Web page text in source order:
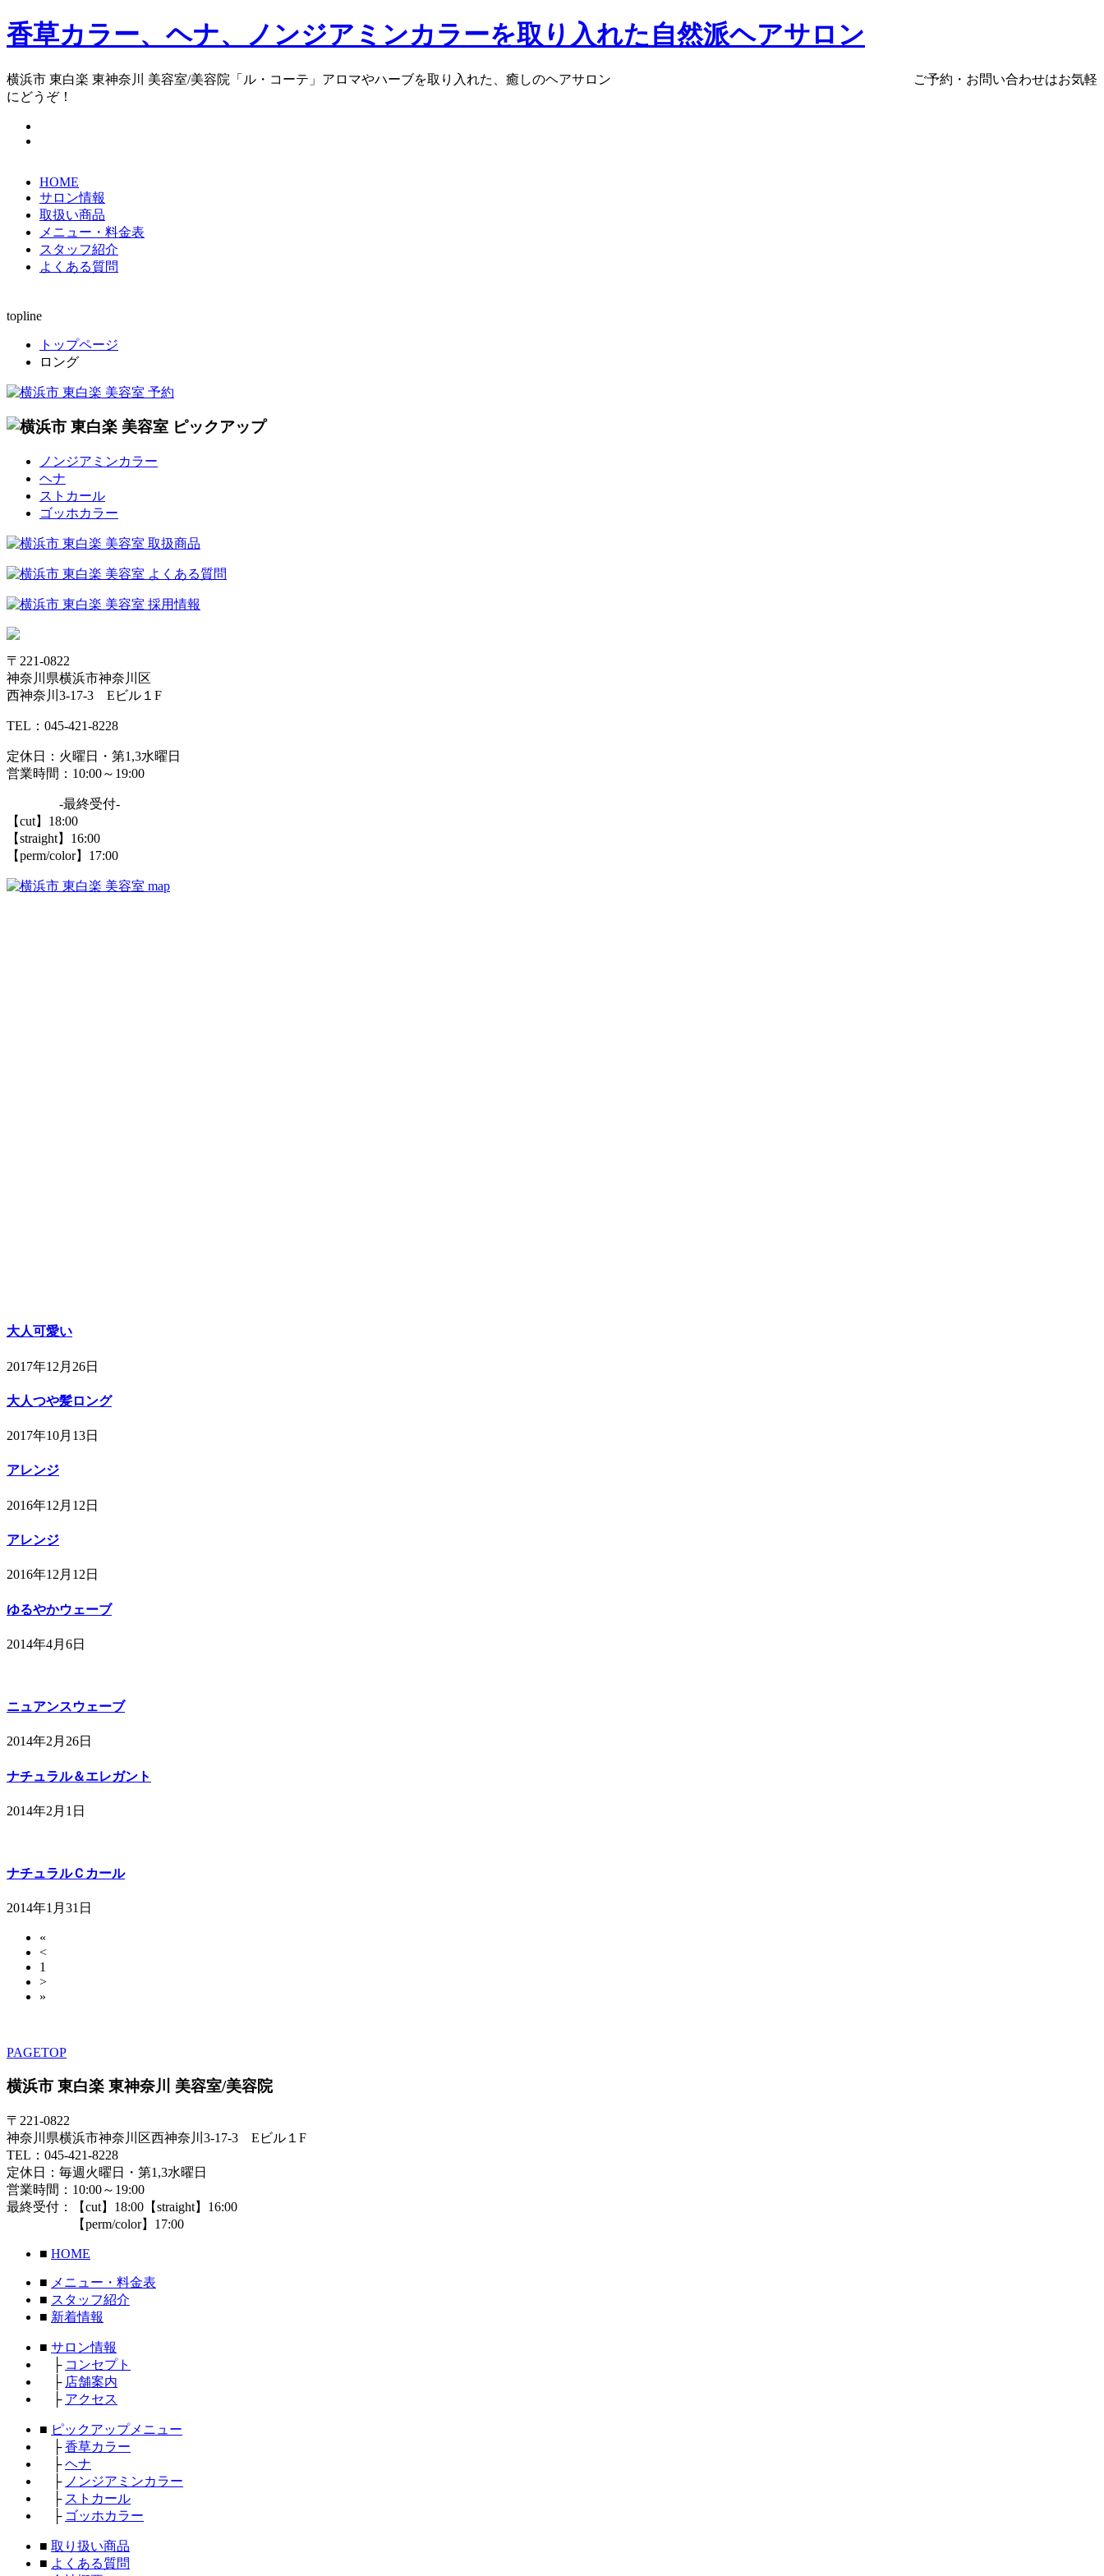
香草カラー、ヘナ、ノンジアミンカラーを取り入れた自然派ヘアサロン
横浜市 東白楽 東神奈川 美容室/美容院「ル・コーテ」アロマやハーブを取り入れた、癒しのヘアサロン ご予約・お問い合わせはお気軽
にどうぞ！
HOME
サロン情報
取扱い商品
メニュー・料金表
スタッフ紹介
よくある質問
topline
トップページ
ロング
ノンジアミンカラー
ヘナ
ストカール
ゴッホカラー
〒221-0822
神奈川県横浜市神奈川区
西神奈川3-17-3 Eビル１F
TEL：045-421-8228
定休日：火曜日・第1,3水曜日
営業時間：10:00～19:00
-最終受付-
【cut】18:00
【straight】16:00
【perm/color】17:00
大人可愛い
2017年12月26日
大人つや髪ロング
2017年10月13日
アレンジ
2016年12月12日
アレンジ
2016年12月12日
ゆるやかウェーブ
2014年4月6日
ニュアンスウェーブ
2014年2月26日
ナチュラル＆エレガント
2014年2月1日
ナチュラルＣカール
2014年1月31日
«
<
1
>
»
PAGETOP
横浜市 東白楽 東神奈川 美容室/美容院
〒221-0822
神奈川県横浜市神奈川区西神奈川3-17-3 Eビル１F
TEL：045-421-8228
定休日：毎週火曜日・第1,3水曜日
営業時間：10:00～19:00
最終受付：【cut】18:00【straight】16:00
【perm/color】17:00
■ HOME
■ メニュー・料金表
■ スタッフ紹介
■ 新着情報
■ サロン情報
├ コンセプト
├ 店舗案内
├ アクセス
■ ピックアップメニュー
├香草カラー
├ヘナ
├ ノンジアミンカラー
├ ストカール
├ ゴッホカラー
■ 取り扱い商品
■ よくある質問